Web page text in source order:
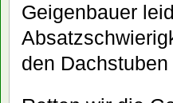
Geigenbauer
den